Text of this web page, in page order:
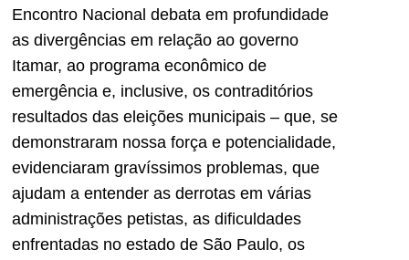
Encontro Nacional debata em profundidade
as divergências em relação ao governo
Itamar, ao programa econômico de
emergência e, inclusive, os contraditórios
resultados das eleições municipais – que, se
demonstraram nossa força e potencialidade,
evidenciaram gravíssimos problemas, que
ajudam a entender as derrotas em várias
administrações petistas, as dificuldades
enfrentadas no estado de São Paulo, os